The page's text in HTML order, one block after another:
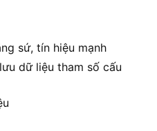
sứ, tín hiệu mạnh
dữ liệu tham số cấu